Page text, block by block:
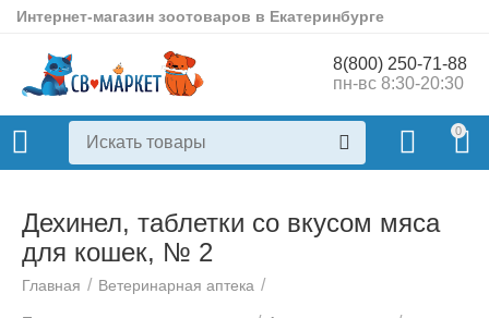
Интернет-магазин зоотоваров в Екатеринбурге
8(800) 250-71-88
пн-вс 8:30-20:30
0
Дехинел, таблетки со вкусом мяса
для кошек, № 2
Главная / Ветеринарная аптека /